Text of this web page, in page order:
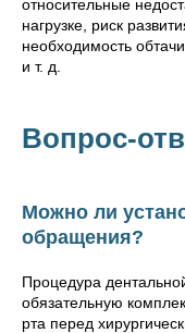
относительные
нагрузке, риск
необходимость
и т. д.
Вопрос-
Можно ли
обращения?
Процедура
обязательную
рта перед